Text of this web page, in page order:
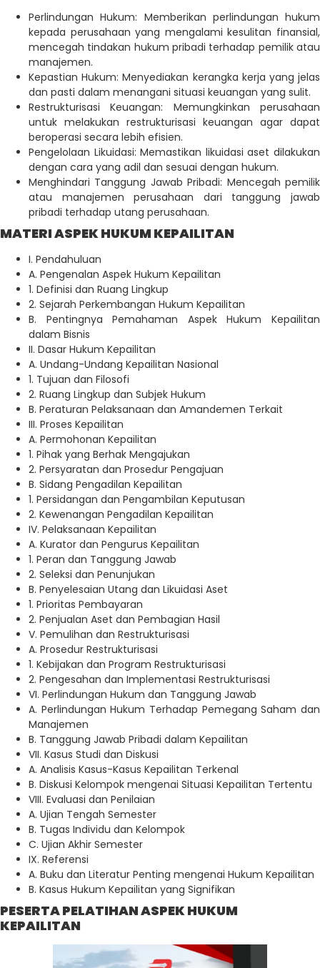
Perlindungan Hukum: Memberikan perlindungan hukum
kepada perusahaan yang mengalami kesulitan finansial,
mencegah tindakan hukum pribadi terhadap pemilik atau
manajemen.
Kepastian Hukum: Menyediakan kerangka kerja yang jelas
dan pasti dalam menangani situasi keuangan yang sulit.
Restrukturisasi Keuangan: Memungkinkan perusahaan
untuk melakukan restrukturisasi keuangan agar dapat
beroperasi secara lebih efisien.
Pengelolaan Likuidasi: Memastikan likuidasi aset dilakukan
dengan cara yang adil dan sesuai dengan hukum.
Menghindari Tanggung Jawab Pribadi: Mencegah pemilik
atau manajemen perusahaan dari tanggung jawab
pribadi terhadap utang perusahaan.
MATERI ASPEK HUKUM KEPAILITAN
I. Pendahuluan
A. Pengenalan Aspek Hukum Kepailitan
1. Definisi dan Ruang Lingkup
2. Sejarah Perkembangan Hukum Kepailitan
B. Pentingnya Pemahaman Aspek Hukum Kepailitan
dalam Bisnis
II. Dasar Hukum Kepailitan
A. Undang-Undang Kepailitan Nasional
1. Tujuan dan Filosofi
2. Ruang Lingkup dan Subjek Hukum
B. Peraturan Pelaksanaan dan Amandemen Terkait
III. Proses Kepailitan
A. Permohonan Kepailitan
1. Pihak yang Berhak Mengajukan
2. Persyaratan dan Prosedur Pengajuan
B. Sidang Pengadilan Kepailitan
1. Persidangan dan Pengambilan Keputusan
2. Kewenangan Pengadilan Kepailitan
IV. Pelaksanaan Kepailitan
A. Kurator dan Pengurus Kepailitan
1. Peran dan Tanggung Jawab
2. Seleksi dan Penunjukan
B. Penyelesaian Utang dan Likuidasi Aset
1. Prioritas Pembayaran
2. Penjualan Aset dan Pembagian Hasil
V. Pemulihan dan Restrukturisasi
A. Prosedur Restrukturisasi
1. Kebijakan dan Program Restrukturisasi
2. Pengesahan dan Implementasi Restrukturisasi
VI. Perlindungan Hukum dan Tanggung Jawab
A. Perlindungan Hukum Terhadap Pemegang Saham dan
Manajemen
B. Tanggung Jawab Pribadi dalam Kepailitan
VII. Kasus Studi dan Diskusi
A. Analisis Kasus-Kasus Kepailitan Terkenal
B. Diskusi Kelompok mengenai Situasi Kepailitan Tertentu
VIII. Evaluasi dan Penilaian
A. Ujian Tengah Semester
B. Tugas Individu dan Kelompok
C. Ujian Akhir Semester
IX. Referensi
A. Buku dan Literatur Penting mengenai Hukum Kepailitan
B. Kasus Hukum Kepailitan yang Signifikan
PESERTA PELATIHAN ASPEK HUKUM
KEPAILITAN